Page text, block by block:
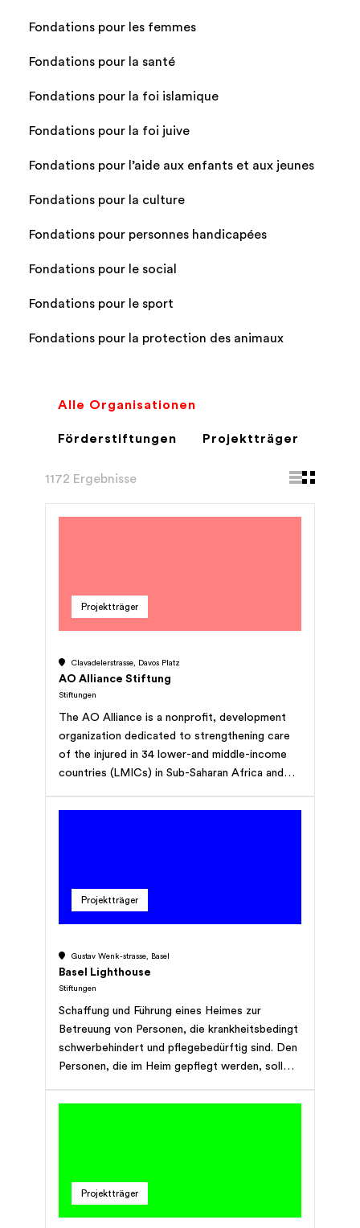
Fondations pour les femmes
Fondations pour la santé
Fondations pour la foi islamique
Fondations pour la foi juive
Fondations pour l’aide aux enfants et aux jeunes
Fondations pour la culture
Fondations pour personnes handicapées
Fondations pour le social
Fondations pour le sport
Fondations pour la protection des animaux
Alle Organisationen
Förderstiftungen Projektträger
1172 Ergebnisse
Projektträger
Clavadelerstrasse, Davos Platz
AO Alliance Stiftung
Stiftungen
The AO Alliance is a nonprofit, development
organization dedicated to strengthening care
of the injured in 34 lower-and middle-income
countries (LMICs) in Sub-Saharan Africa and
disability, and poverty by implementing
Projektträger
Gustav Wenk-strasse, Basel
Basel Lighthouse
Stiftungen
Schaffung und Führung eines Heimes zur
Betreuung von Personen, die krankheitsbedingt
schwerbehindert und pflegebedürftig sind. Den
Personen, die im Heim gepflegt werden, soll
gewährleistet werden. Sie soll im Zeichen der
Projektträger